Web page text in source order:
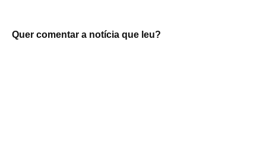
Quer comentar a notícia que leu?